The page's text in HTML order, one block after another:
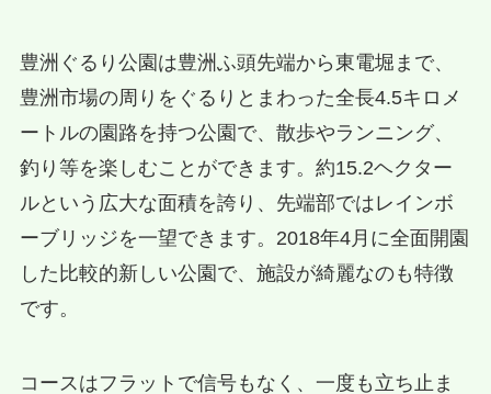
豊洲ぐるり公園は豊洲ふ頭先端から東電堀まで、
豊洲市場の周りをぐるりとまわった全長4.5キロメ
ートルの園路を持つ公園で、散歩やランニング、
釣り等を楽しむことができます。約15.2ヘクター
ルという広大な面積を誇り、先端部ではレインボ
ーブリッジを一望できます。2018年4月に全面開園
した比較的新しい公園で、施設が綺麗なのも特徴
です。
コースはフラットで信号もなく、一度も立ち止ま